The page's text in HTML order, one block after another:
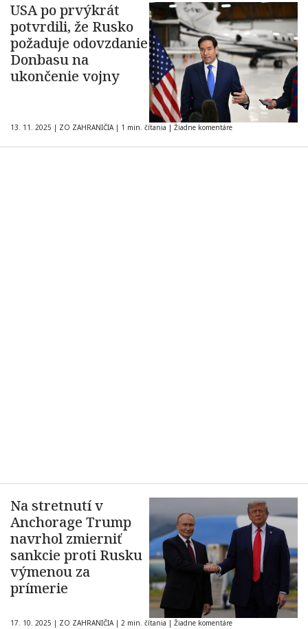
USA po prvýkrát
potvrdili, že Rusko
požaduje odovzdanie
Donbasu na
ukončenie vojny
13. 11. 2025 | ZO ZAHRANIČIA | 1 min. čítania | Žiadne komentáre
Na stretnutí v
Anchorage Trump
navrhol zmierniť
sankcie proti Rusku
výmenou za
prímerie
17. 10. 2025 | ZO ZAHRANIČIA | 2 min. čítania | Žiadne komentáre